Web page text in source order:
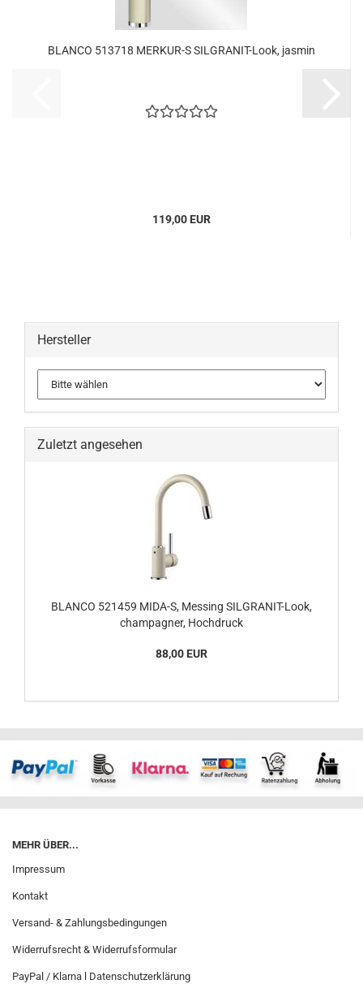
BLANCO 513718 MERKUR-S SILGRANIT-Look, jasmin
119,00 EUR
Hersteller
Zuletzt angesehen
BLANCO 521459 MIDA-S, Messing SILGRANIT-Look,
champagner, Hochdruck
88,00 EUR
MEHR ÜBER...
Impressum
Kontakt
Versand- & Zahlungsbedingungen
Widerrufsrecht & Widerrufsformular
PayPal / Klarna l Datenschutzerklärung